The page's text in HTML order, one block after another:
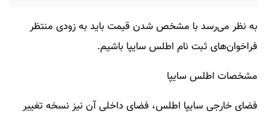
به نظر می‌رسد با مشخص شدن قیمت باید به زودی منتظر
فراخوان‌های ثبت نام اطلس سایپا باشیم.
مشخصات اطلس سایپا
فضای خارجی سایپا اطلس، فضای داخلی آن نیز نسخه تغییر